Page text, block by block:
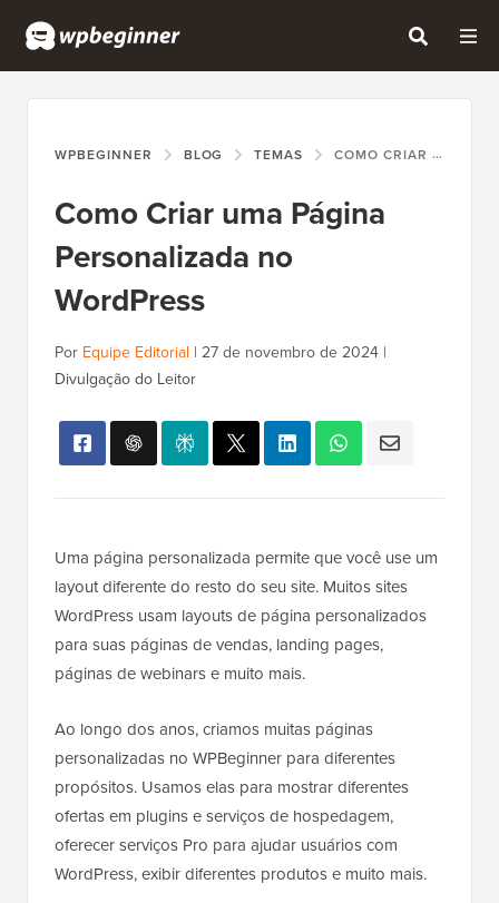
WPBEGINNER BLOG TEMAS COMO CRIAR UMA PÁGINA PERSONALIZADA NO WORDPRESS
Como Criar uma Página
Personalizada no
WordPress
Por Equipe Editorial | 27 de novembro de 2024 |
Divulgação do Leitor
Uma página personalizada permite que você use um
layout diferente do resto do seu site. Muitos sites
WordPress usam layouts de página personalizados
para suas páginas de vendas, landing pages,
páginas de webinars e muito mais.
Ao longo dos anos, criamos muitas páginas
personalizadas no WPBeginner para diferentes
propósitos. Usamos elas para mostrar diferentes
ofertas em plugins e serviços de hospedagem,
oferecer serviços Pro para ajudar usuários com
WordPress, exibir diferentes produtos e muito mais.